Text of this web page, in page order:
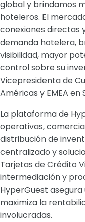
global y brindamos
hoteleros. El
conexiones directas
demanda hotelera,
visibilidad, mayor
control sobre su
Vicepresidenta de
Américas y EMEA en
La plataforma de
operativas,
distribución de
centralizado y
Tarjetas de Crédito
intermediación y
HyperGuest
maximiza la
involucradas.